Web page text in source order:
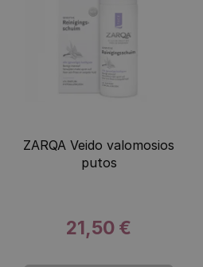
ZARQA Veido valomosios
putos
21,50 €